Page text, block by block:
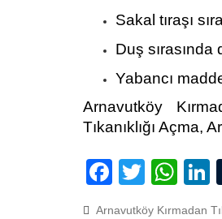
Sakal tıraşı
Duş
Yabancı
Arnavutköy
Tıkanıklığı Açma,
Twitter
Arnavutköy Kırmadan